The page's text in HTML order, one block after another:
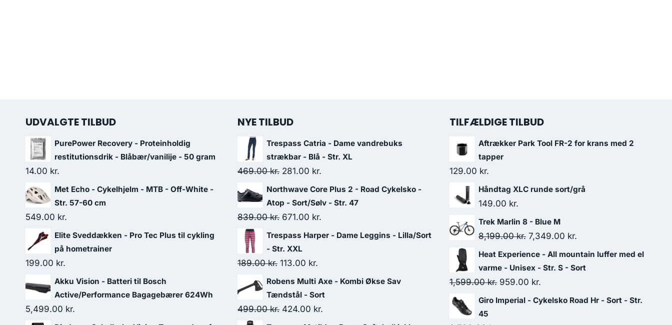
UDVALGTE TILBUD
PurePower Recovery - Proteinholdig
restitutionsdrik - Blåbær/vanilije - 50 gram
14.00 kr.
Met Echo - Cykelhjelm - MTB - Off-White -
Str. 57-60 cm
549.00 kr.
Elite Sveddækken - Pro Tec Plus til cykling
på hometrainer
199.00 kr.
Akku Vision - Batteri til Bosch
Active/Performance Bagagebærer 624Wh
5,499.00 kr.
NYE TILBUD
Trespass Catria - Dame vandrebuks
strækbar - Blå - Str. XL
469.00kr. Original
price
was:
469.00 kr..
281.00 kr.
price
is:
Northwave Core Plus 2 - Road Cykelsko -
Atop - Sort/Sølv - Str. 47
839.00kr. Original
price
was:
839.00 kr..
671.00 kr.
price
Trespass Harper - Dame Leggins - Lilla/Sort
- Str. XXL
189.00kr. Original
price
was:
189.00 kr..
113.00 kr.
price
is:
113.00 kr..
Robens Multi Axe - Kombi Økse Sav
Tændstål - Sort
499.00kr. Original
424.00 kr.
TILFÆLDIGE TILBUD
Aftrækker Park Tool FR-2 for krans med 2
tapper
129.00 kr.
Håndtag XLC runde sort/grå
149.00 kr.
Trek Marlin 8 - Blue M
8,199.00kr. Original
price
was:
8,199.00 kr..
7,349.00 kr.
price
is:
Heat Experience - All mountain luffer med el
varme - Unisex - Str. S - Sort
1,599.00kr. Original
price
959.00 kr.
price
Giro Imperial - Cykelsko Road Hr - Sort - Str.
45